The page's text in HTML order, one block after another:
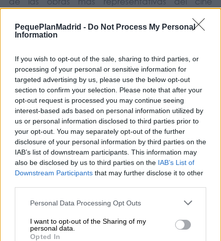
PequePlanMadrid - Do Not Process My Personal
Information
If you wish to opt-out of the sale, sharing to third parties, or
processing of your personal or sensitive information for
targeted advertising by us, please use the below opt-out
section to confirm your selection. Please note that after your
opt-out request is processed you may continue seeing
interest-based ads based on personal information utilized by
us or personal information disclosed to third parties prior to
your opt-out. You may separately opt-out of the further
disclosure of your personal information by third parties on the
IAB’s list of downstream participants. This information may
also be disclosed by us to third parties on the IAB’s List of
Downstream Participants that may further disclose it to other
Personal Data Processing Opt Outs
I want to opt-out of the Sharing of my
personal data.
Opted In
japonés de animación.
humor, esta es una oportunidad para acercarse
a uno de los títulos más reconocidos de Isao
Takahata.
Dirección: Isao Takahata
Título original: Omoide Poro Poro
COMPARTIR: